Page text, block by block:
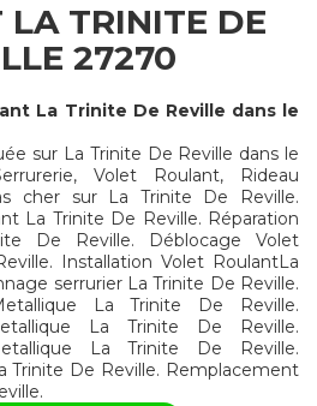
LA TRINITE DE
27270
La Trinite De Reville dans le
sur La Trinite De Reville dans le
Volet Roulant, Rideau
cher sur La Trinite De Reville.
La Trinite De Reville. Réparation
De Reville. Déblocage Volet
Installation Volet RoulantLa
serrurier La Trinite De Reville.
La Trinite De Reville.
La Trinite De Reville.
La Trinite De Reville.
Trinite De Reville. Remplacement